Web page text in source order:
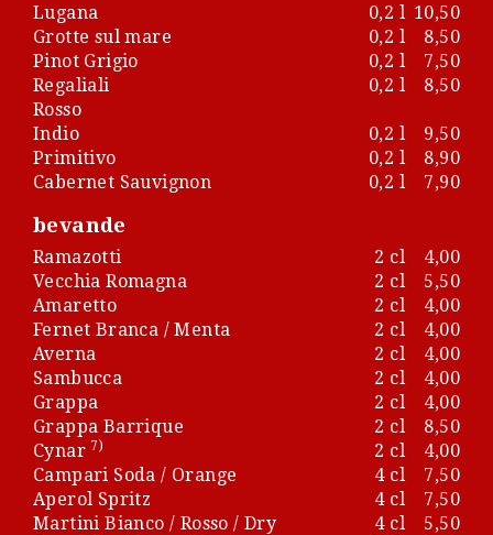
Lugana
0,2 l 10,50
Grotte sul mare
0,2 l
8,50
Pinot Grigio
0,2 l
7,50
Regaliali
0,2 l
8,50
Rosso
Indio
0,2 l
9,50
Primitivo
0,2 l
8,90
Cabernet Sauvignon
0,2 l 7,90
bevande
Ramazotti 2 cl
4,00
Vecchia Romagna
2 cl
5,50
Amaretto
2 cl
4,00
Fernet Branca / Menta
2 cl
4,00
Averna
2 cl
4,00
Sambucca
2 cl
4,00
Grappa
2 cl
4,00
Grappa Barrique
2 cl
8,50
Cynar 7) 2 cl
4,00
Campari Soda / Orange
4 cl
7,50
Aperol Spritz
4 cl
7,50
Martini Bianco / Rosso / Dry
4 cl
5,50